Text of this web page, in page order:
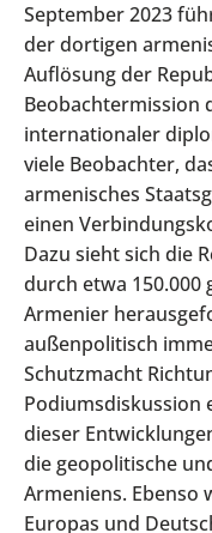
September 2023
der dortigen
Auflösung der
Beobachtermission
internationaler
viele Beobachter,
armenisches
einen
Dazu sieht sich die
durch etwa 150.000
Armenier
außenpolitisch
Schutzmacht
dieser
die geopolitische
Armeniens. Ebenso
Europas und